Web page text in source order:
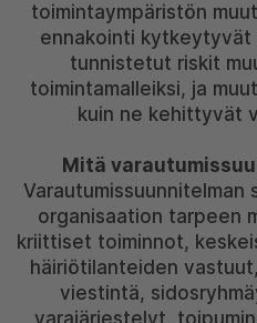
toimintaympäristön
ennakointi kytkeytyvät
tunnistetut riskit
toimintamalleiksi, ja
kuin ne kehittyvät
Mitä
Varautumissuunnitelman
organisaation tarpeen
kriittiset toiminnot,
häiriötilanteiden
viestintä,